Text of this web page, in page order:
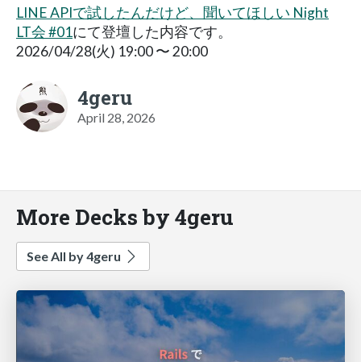
LINE APIで試したんだけど、聞いてほしい Night
LT会 #01にて登壇した内容です。
2026/04/28(火) 19:00 〜 20:00
4geru
April 28, 2026
More Decks by 4geru
See All by 4geru